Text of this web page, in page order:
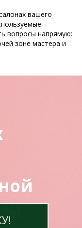
вашего
вопросы напрямую:
зоне мастера и